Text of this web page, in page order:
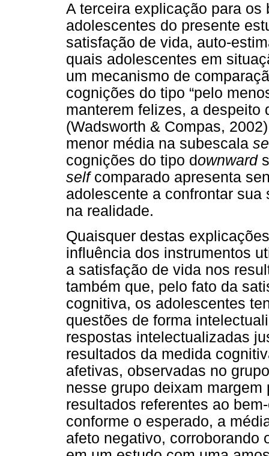
A terceira explicação para
adolescentes do presente
satisfação de vida, auto-
quais adolescentes em
um mecanismo de
cognições do tipo “pelo
manterem felizes, a
(Wadsworth & Compas,
menor média na subescala
cognições do tipo downward
selfcomparado apresenta
adolescente a confrontar
na realidade.
Quaisquer destas
influência dos instrumentos
a satisfação de vida nos
também que, pelo fato da
cognitiva, os adolescentes
questões de forma
respostas intelectualizadas
resultados da medida
afetivas, observadas no
nesse grupo deixam
resultados referentes ao
conforme o esperado, a
afeto negativo, corroborando